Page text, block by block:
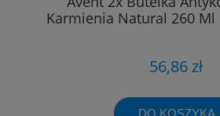
Karmienia Natural 260 Ml
56,86 zł